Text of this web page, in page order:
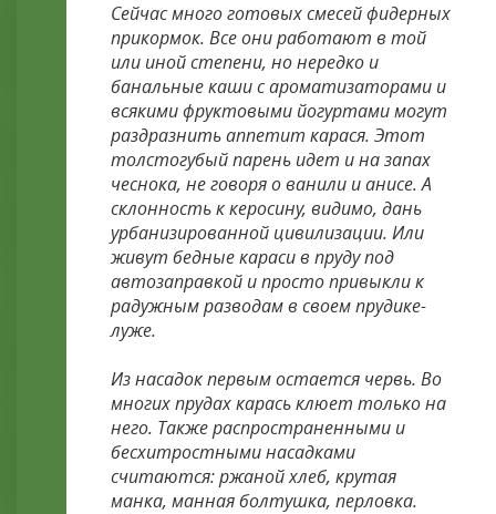
Сейчас много готовых смесей фидерных
прикормок. Все они работают в той
или иной степени, но нередко и
банальные каши с ароматизаторами и
всякими фруктовыми йогуртами могут
раздразнить аппетит карася. Этот
толстогубый парень идет и на запах
чеснока, не говоря о ванили и анисе. А
склонность к керосину, видимо, дань
урбанизированной цивилизации. Или
живут бедные караси в пруду под
автозаправкой и просто привыкли к
радужным разводам в своем прудике-
луже.
Из насадок первым остается червь. Во
многих прудах карась клюет только на
него. Также распространенными и
бесхитростными насадками
считаются: ржаной хлеб, крутая
манка, манная болтушка, перловка.